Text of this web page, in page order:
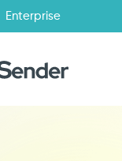
Enterprise